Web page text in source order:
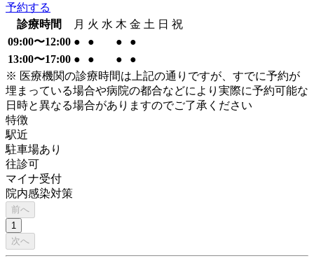
予約する
診療時間
月 火 水 木 金 土 日 祝
09:00〜12:00 ● ● ●
●
13:00〜17:00 ● ● ●
●
※ 医療機関の診療時間は上記の通りですが、すでに予約が
埋まっている場合や病院の都合などにより実際に予約可能な
日時と異なる場合がありますのでご了承ください
特徴
駅近
駐車場あり
往診可
マイナ受付
院内感染対策
前へ
1
次へ